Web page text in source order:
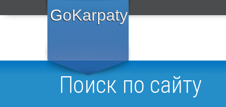
GoKarpaty
Поиск по сайту